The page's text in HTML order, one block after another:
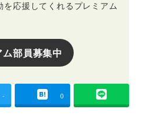
応援してくれるプレミアム
部員募集中
- 0